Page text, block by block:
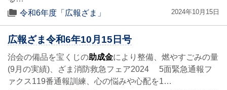
令和6年度「広報ざま」
2024年10月15日
広報ざま令和6年10月15日号
治会の備品を宝くじの助成金により整備、燃やすごみの量
(9月の実績)、ざま消防救急フェア2024 5面緊急通報フ
ァクス119番通報訓練、心の悩みや心配を1…